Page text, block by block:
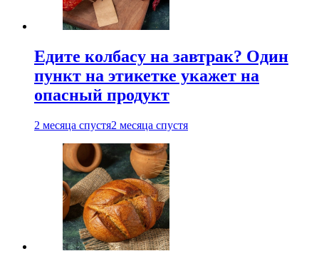
Едите колбасу на завтрак? Один
пункт на этикетке укажет на
опасный продукт
2 месяца спустя2 месяца спустя